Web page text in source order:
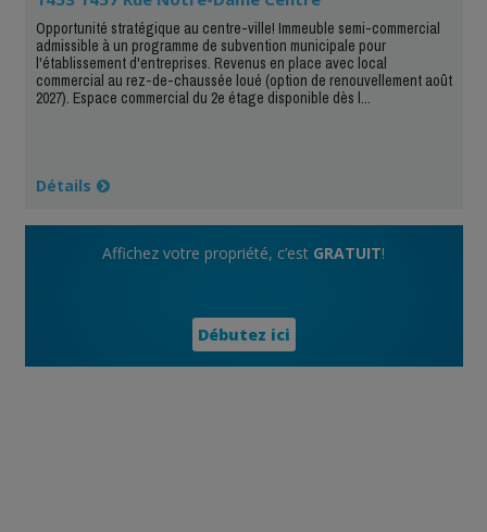
Opportunité stratégique au centre-ville! Immeuble semi-commercial
admissible à un programme de subvention municipale pour
l'établissement d'entreprises. Revenus en place avec local
commercial au rez-de-chaussée loué (option de renouvellement août
2027). Espace commercial du 2e étage disponible dès l...
Détails
Affichez votre propriété, c’est GRATUIT!
Débutez ici